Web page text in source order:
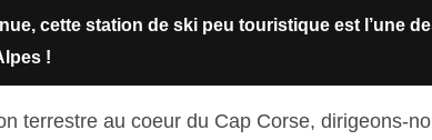
cette station de ski peu touristique est l’une
!
terrestre au coeur du Cap Corse, dirigeons-